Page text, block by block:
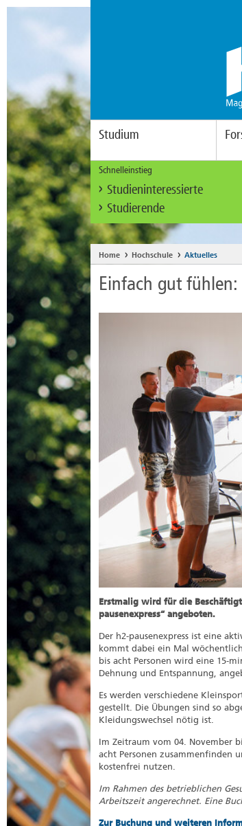
Studium
Schnelleinstieg
Studieninteressierte
Studierende
Home Hochschule Aktuelles
Einfach gut
Erstmalig wird für die
pausenexpress“ angeboten.
Der h2-pausenexpress ist eine
kommt dabei ein Mal
bis acht Personen wird eine
Dehnung und Entspannung,
Es werden verschiedene
gestellt. Die Übungen sind so
Kleidungswechsel nötig ist.
Im Zeitraum vom 04. November
acht Personen zusammenfinden
kostenfrei nutzen.
Im Rahmen des betrieblichen
Arbeitszeit angerechnet. Eine
Zur Buchung und weiteren